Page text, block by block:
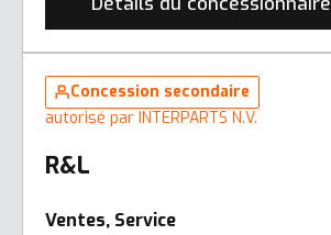
Concession secondaire
autorisé par INTERPARTS N.V.
R&L
Ventes, Service